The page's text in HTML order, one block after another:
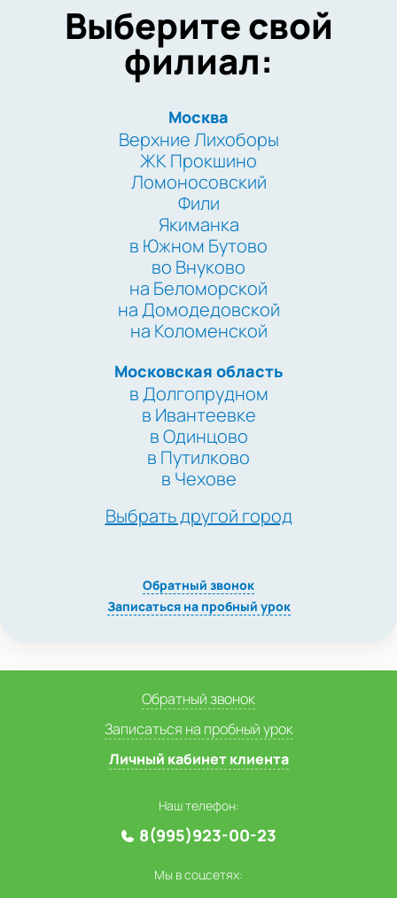
Выберите свой
филиал:
Москва
Верхние Лихоборы
ЖК Прокшино
Ломоносовский
Фили
Якиманка
в Южном Бутово
во Внуково
на Беломорской
на Домодедовской
на Коломенской
Московская область
в Долгопрудном
в Ивантеевке
в Одинцово
в Путилково
в Чехове
Выбрать другой город
Обратный звонок
Записаться на пробный урок
Обратный звонок
Записаться на пробный урок
Личный кабинет клиента
Наш телефон:
8(995)923-00-23
Мы в соцсетях: